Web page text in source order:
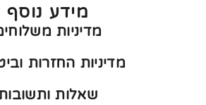
מידע נוסף
מדיניות
מדיניות החזרות
שאלות